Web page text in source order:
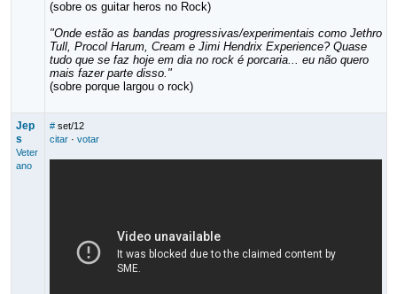
(sobre os guitar heros no Rock)
"Onde estão as bandas progressivas/experimentais como Jethro
Tull, Procol Harum, Cream e Jimi Hendrix Experience? Quase
tudo que se faz hoje em dia no rock é porcaria... eu não quero
mais fazer parte disso."
(sobre porque largou o rock)
Jep
s
Veter
ano
# set/12
citar· votar